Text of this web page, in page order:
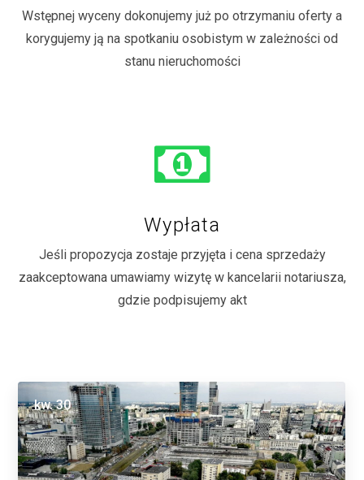
Wstępnej wyceny dokonujemy już po otrzymaniu oferty a
korygujemy ją na spotkaniu osobistym w zależności od
stanu nieruchomości
Wypłata
Jeśli propozycja zostaje przyjęta i cena sprzedaży
zaakceptowana umawiamy wizytę w kancelarii notariusza,
gdzie podpisujemy akt
kw. 30